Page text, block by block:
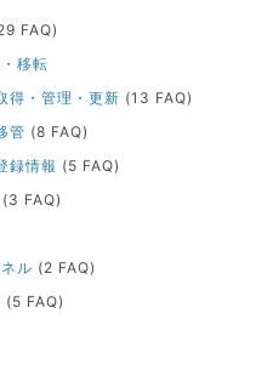
FAQ)
移転
得・管理・更新 (13 FAQ)
管 (8 FAQ)
録情報 (5 FAQ)
(3 FAQ)
ル (2 FAQ)
(5 FAQ)